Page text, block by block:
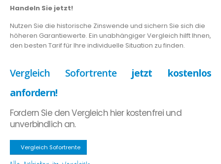
Handeln Sie jetzt!
Nutzen Sie die historische Zinswende und sichern Sie sich die
höheren Garantiewerte. Ein unabhängiger Vergleich hilft Ihnen,
den besten Tarif für Ihre individuelle Situation zu finden.
Vergleich Sofortrente jetzt kostenlos
anfordern!
Fordern Sie den Vergleich hier kostenfrei und
unverbindlich an.
Vergleich Sofortrente